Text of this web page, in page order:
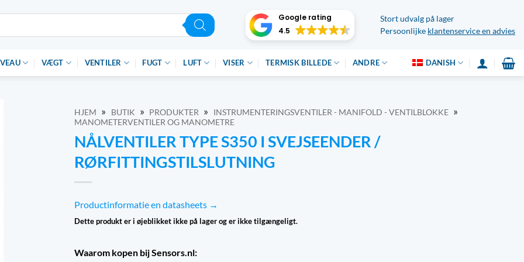
Google rating
4.5
Stort udvalg på lager
Persoonlijke klantenservice en advies
VÆGT VENTILER FUGT LUFT VISER TERMISK BILLEDE ANDRE DANISH
HJEM » BUTIK » PRODUKTER » INSTRUMENTERINGSVENTILER - MANIFOLD - VENTILBLOKKE »
MANOMETERVENTILER OG MANOMETRE
NÅLVENTILER TYPE S350 I SVEJSEENDER /
RØRFITTINGSTILSLUTNING
Productinformatie en datasheets →
Dette produkt er i øjeblikket ikke på lager og er ikke tilgængeligt.
Waarom kopen bij Sensors.nl: